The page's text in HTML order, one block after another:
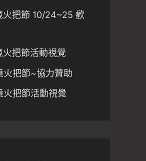
火把節 10/24~25 歡
把節活動視覺
把節~協力贊助
把節活動視覺